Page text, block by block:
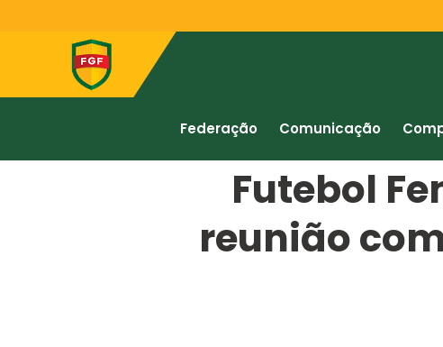
Federação Comunicação
Futebol
reunião